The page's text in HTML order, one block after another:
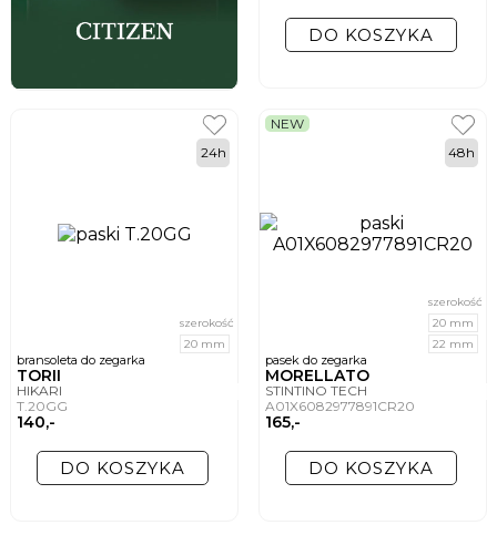
DO KOSZYKA
bransoleta do zegarka
TORII
HIKARI
T.20GG
140,-
szerokość
20 mm
24h
DO KOSZYKA
pasek do zegarka
MORELLATO
STINTINO TECH
A01X6082977891CR20
165,-
NEW
szerokość
20 mm
22 mm
48h
DO KOSZYKA